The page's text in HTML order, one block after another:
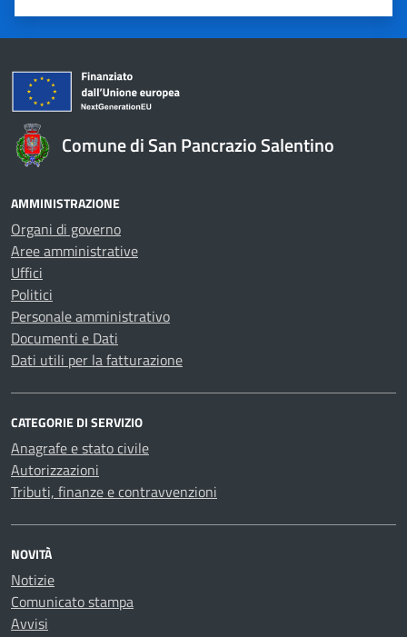
Valuta 5 stelle su 5
Valuta 4 stelle su 5
Valuta 3 stelle su 5
Valuta 2 stelle su 5
Valuta 1 stelle su 5
Comune di San Pancrazio Salentino
AMMINISTRAZIONE
Organi di governo
Aree amministrative
Uffici
Politici
Personale amministrativo
Documenti e Dati
Dati utili per la fatturazione
CATEGORIE DI SERVIZIO
Anagrafe e stato civile
Autorizzazioni
Tributi, finanze e contravvenzioni
NOVITÀ
Notizie
Comunicato stampa
Avvisi